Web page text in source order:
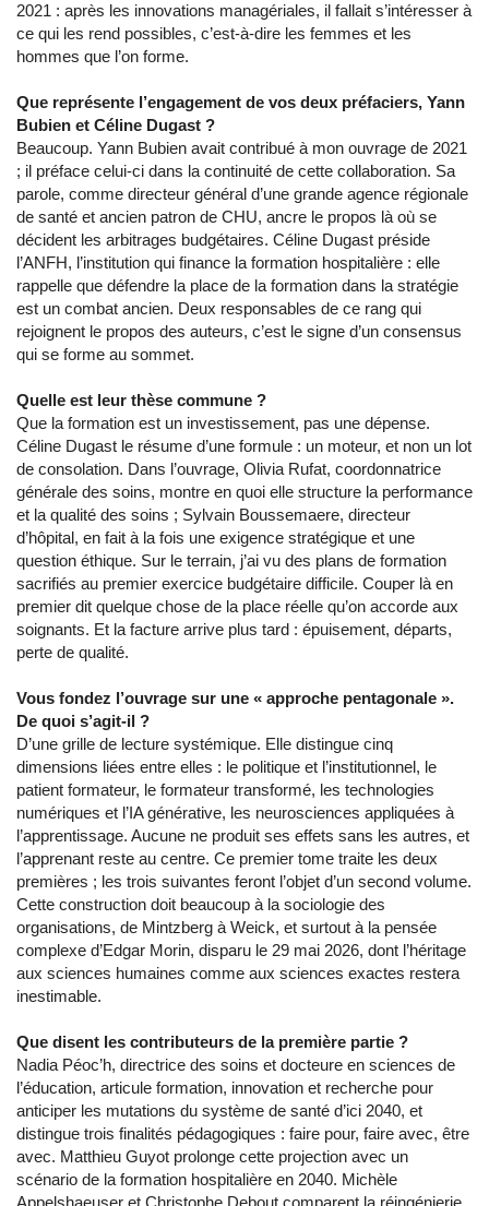
2021 : après les innovations managériales, il fallait s’intéresser à
ce qui les rend possibles, c’est-à-dire les femmes et les
hommes que l’on forme.
Que représente l’engagement de vos deux préfaciers, Yann
Bubien et Céline Dugast ?
Beaucoup. Yann Bubien avait contribué à mon ouvrage de 2021
; il préface celui-ci dans la continuité de cette collaboration. Sa
parole, comme directeur général d’une grande agence régionale
de santé et ancien patron de CHU, ancre le propos là où se
décident les arbitrages budgétaires. Céline Dugast préside
l’ANFH, l’institution qui finance la formation hospitalière : elle
rappelle que défendre la place de la formation dans la stratégie
est un combat ancien. Deux responsables de ce rang qui
rejoignent le propos des auteurs, c’est le signe d’un consensus
qui se forme au sommet.
Quelle est leur thèse commune ?
Que la formation est un investissement, pas une dépense.
Céline Dugast le résume d’une formule : un moteur, et non un lot
de consolation. Dans l’ouvrage, Olivia Rufat, coordonnatrice
générale des soins, montre en quoi elle structure la performance
et la qualité des soins ; Sylvain Boussemaere, directeur
d’hôpital, en fait à la fois une exigence stratégique et une
question éthique. Sur le terrain, j’ai vu des plans de formation
sacrifiés au premier exercice budgétaire difficile. Couper là en
premier dit quelque chose de la place réelle qu’on accorde aux
soignants. Et la facture arrive plus tard : épuisement, départs,
perte de qualité.
Vous fondez l’ouvrage sur une « approche pentagonale ».
De quoi s’agit-il ?
D’une grille de lecture systémique. Elle distingue cinq
dimensions liées entre elles : le politique et l’institutionnel, le
patient formateur, le formateur transformé, les technologies
numériques et l’IA générative, les neurosciences appliquées à
l’apprentissage. Aucune ne produit ses effets sans les autres, et
l’apprenant reste au centre. Ce premier tome traite les deux
premières ; les trois suivantes feront l’objet d’un second volume.
Cette construction doit beaucoup à la sociologie des
organisations, de Mintzberg à Weick, et surtout à la pensée
complexe d’Edgar Morin, disparu le 29 mai 2026, dont l’héritage
aux sciences humaines comme aux sciences exactes restera
inestimable.
Que disent les contributeurs de la première partie ?
Nadia Péoc’h, directrice des soins et docteure en sciences de
l’éducation, articule formation, innovation et recherche pour
anticiper les mutations du système de santé d’ici 2040, et
distingue trois finalités pédagogiques : faire pour, faire avec, être
avec. Matthieu Guyot prolonge cette projection avec un
scénario de la formation hospitalière en 2040. Michèle
Appelshaeuser et Christophe Debout comparent la réingénierie